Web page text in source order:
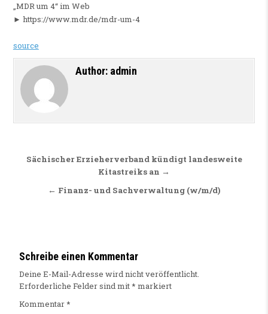
„MDR um 4“ im Web
► https://www.mdr.de/mdr-um-4
source
Author: admin
Beitragsnavigation
Sächischer Erzieherverband kündigt landesweite
Kitastreiks an →
← Finanz- und Sachverwaltung (w/m/d)
Schreibe einen Kommentar
Deine E-Mail-Adresse wird nicht veröffentlicht.
Erforderliche Felder sind mit* markiert
Kommentar*